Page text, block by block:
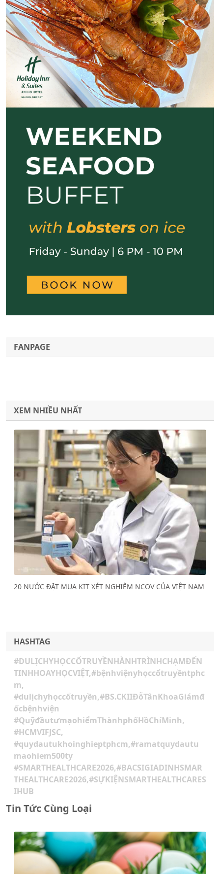
FANPAGE
XEM NHIỀU NHẤT
20 NƯỚC ĐẶT MUA KIT XÉT NGHIỆM NCOV CỦA VIỆT NAM
Previous Next
HASHTAG
#DULỊCHYHỌCCỔTRUYỀNHÀNHTRÌNHCHẠMĐẾN
TINHHOAYHỌCVIỆT,#bệnhviệnyhọccổtruyềntphc
m,
#dulịchyhọccổtruyền,#BS.CKIIĐỗTânKhoaGiámđ
ốcbệnhviện
#QuỹđầutưmạohiểmThànhphốHồChíMinh,
#HCMVIFJSC,
#quydautukhoinghieptphcm,#ramatquydautu
maohiem500ty
#SMARTHEALTHCARE2026,#BACSIGIADINHSMAR
THEALTHCARE2026,#SỰKIỆNSMARTHEALTHCARES
IHUB
Tin Tức Cùng Loại